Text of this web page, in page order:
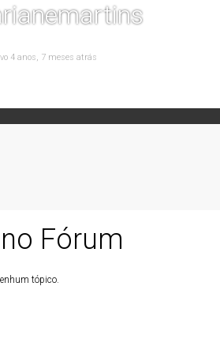
4 anos, 7 meses atrás
Fórum
tópico.